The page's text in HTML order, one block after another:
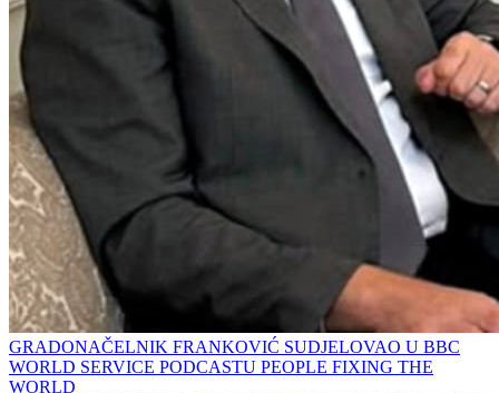
GRADONAČELNIK FRANKOVIĆ SUDJELOVAO U BBC
WORLD SERVICE PODCASTU PEOPLE FIXING THE
WORLD